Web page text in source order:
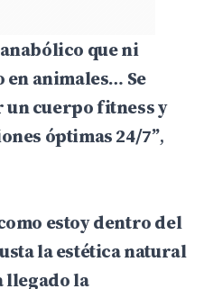
que ni
en animales… Se
un cuerpo fitness y
óptimas 24/7”,
estoy dentro del
la estética natural
llegado la